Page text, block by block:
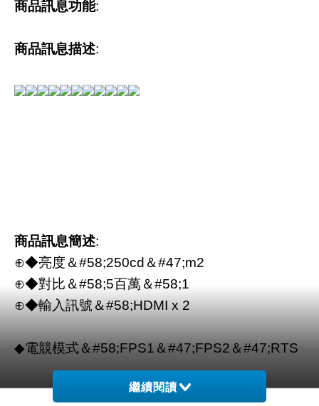
商品訊息功能:
商品訊息描述:
商品訊息簡述:
⊕◆亮度＆#58;250cd＆#47;m2
⊕◆對比＆#58;5百萬＆#58;1
⊕◆輸入訊號＆#58;HDMI x 2
◆電競模式＆#58;FPS1＆#47;FPS2＆#47;RTS
繼續閱讀